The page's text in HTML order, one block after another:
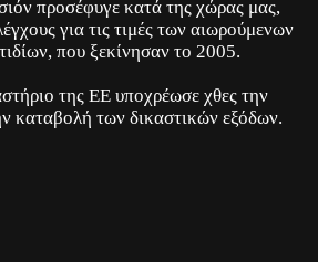
προσέφυγε κατά της χώρας μας,
για τις τιμές των αιωρούμενων
που ξεκίνησαν το 2005.
της ΕΕ υποχρέωσε χθες την
καταβολή των δικαστικών εξόδων.